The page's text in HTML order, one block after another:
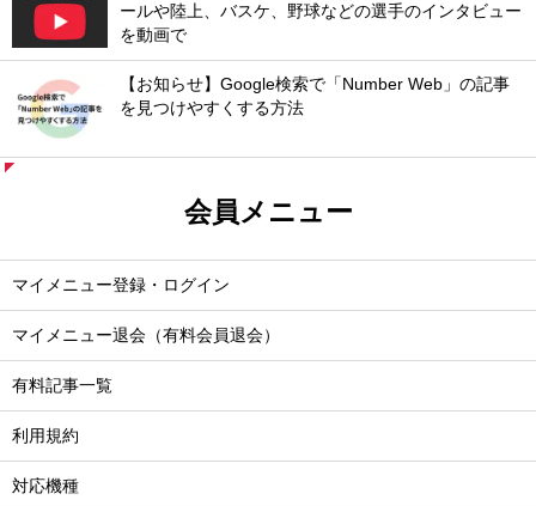
ールや陸上、バスケ、野球などの選手のインタビュー
を動画で
【お知らせ】Google検索で「Number Web」の記事
を見つけやすくする方法
会員メニュー
マイメニュー登録・ログイン
マイメニュー退会（有料会員退会）
有料記事一覧
利用規約
対応機種